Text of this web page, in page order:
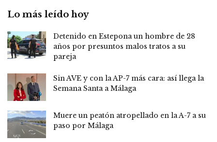
Lo más leído hoy
Detenido en Estepona un hombre de 28
años por presuntos malos tratos a su
pareja
Sin AVE y con la AP-7 más cara: así llega la
Semana Santa a Málaga
Muere un peatón atropellado en la A-7 a su
paso por Málaga